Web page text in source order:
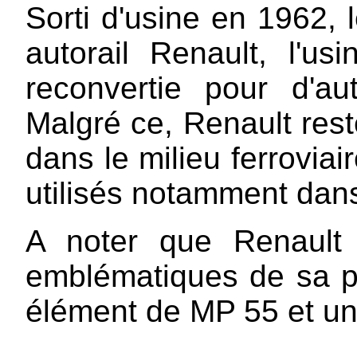
Sorti d'usine en 1962,
autorail Renault,
reconvertie pour
Malgré ce, Renault
dans le milieu
utilisés notamment
A noter que Renault
emblématiques de sa
élément de MP 55 et